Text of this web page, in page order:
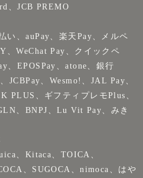
、JCB PREMO
い、auPay、楽天Pay、メルペ
、WeChat Pay、クイックペ
、EPOSPay、atone、銀行
JCBPay、Wesmo!、JAL Pay、
PLUS、ギフティプレモPlus、
、BNPJ、Lu Vit Pay、みき
、Kitaca、TOICA、
、SUGOCA、nimoca、はや